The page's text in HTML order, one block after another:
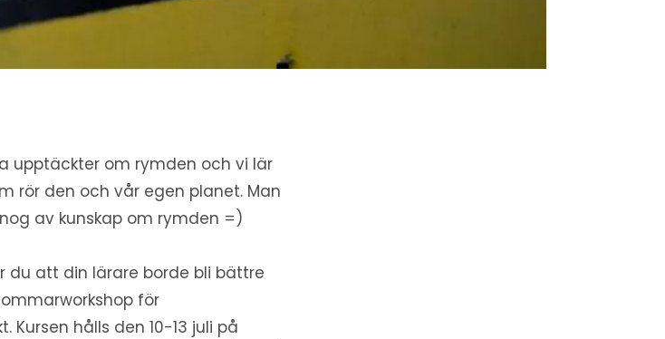
upptäckter om rymden och vi lär
rör den och vår egen planet. Man
av kunskap om rymden =)
du att din lärare borde bli bättre
för
Kursen hålls den 10-13 juli på